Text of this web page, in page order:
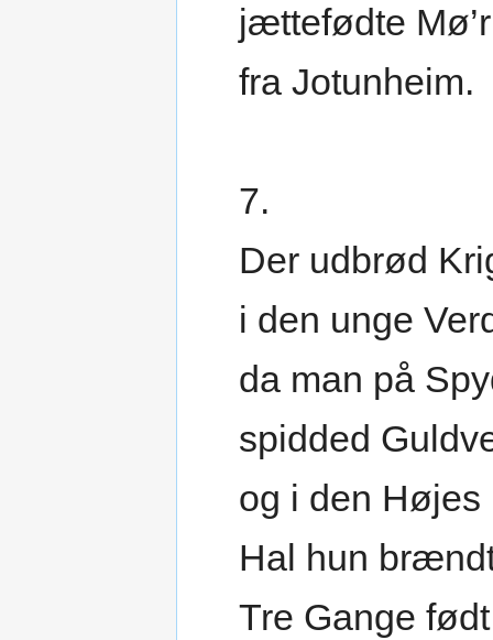
jættefødte Mø’r
fra Jotunheim.
7.
Der udbrød
i den unge
da man på
spidded
og i den Højes
Hal hun
Tre Gange født